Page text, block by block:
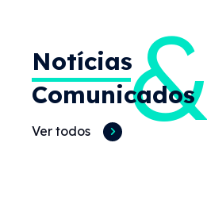
Notícias&
Comunicados
Ver todos